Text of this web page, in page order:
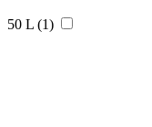
50 L (1)